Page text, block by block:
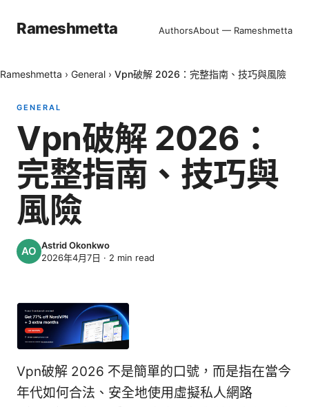
Rameshmetta AuthorsAbout — Rameshmetta
Rameshmetta › General › Vpn破解 2026：完整指南、技巧與風險
GENERAL
Vpn破解 2026：
完整指南、技巧與
風險
Astrid Okonkwo
2026年4月7日 · 2 min read
Vpn破解 2026 不是簡單的口號，而是指在當今
年代如何合法、安全地使用虛擬私人網路